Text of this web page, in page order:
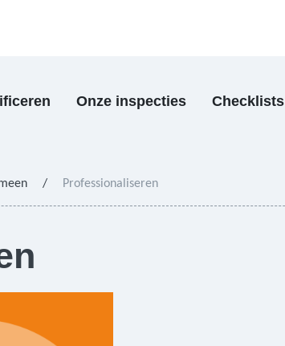
Onze inspecties Checklists
/ Professionaliseren